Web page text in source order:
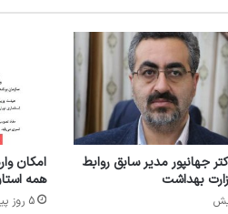
جهانپور مدیر سابق روابط
بهداشت
امکان
همه
5 روز پیش